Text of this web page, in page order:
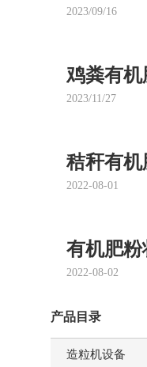
2023/09/16
鸡粪有
2023/11/27
秸秆有
2022-08-01
有机肥
2022-08-02
产品目录
造粒机设备